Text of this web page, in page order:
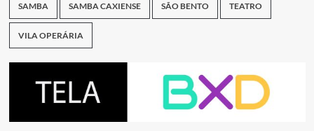
SAMBA SAMBA CAXIENSE SÃO BENTO TEATRO
VILA OPERÁRIA